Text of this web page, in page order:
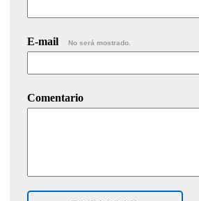
E-mail No será mostrado.
Comentario